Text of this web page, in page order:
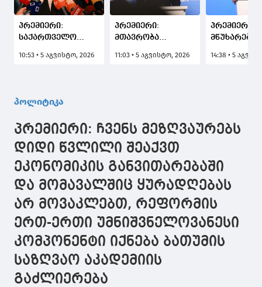
პრემიერი:
საქართველო
ერთი პირველი
"ჯივინოსტატს"
დაავადების
მართვის
სახელმწიფო
პროგრამაში
დანერგავს
10:53 • 5 აგვისტო, 2026
პრემიერი:
მთავრობა
გააკეთებს
სავაჭრო-
ეკონომიკური
ურთიერთობები
ცენტრალური
აზიის ქვეყნებთან
11:03 • 5 აგვისტო, 2026
პრემიერი:
მწუხარებას
სამცხე-
მძიმე
14:38 • 5
პოლიტიკა
პრემიერი: ჩვენს მეზღვაურებს
დიდი წვლილი შეაქვთ
ეკონომიკის განვითარებაში
და მომავალშიც ყურადღებას
არ მოვაკლებთ, რეფორმის
ერთ-ერთი უმნიშვნელოვანესი
კომპონენტი იქნება ბათუმის
საზღვაო აკადემიის
გაძლიერება